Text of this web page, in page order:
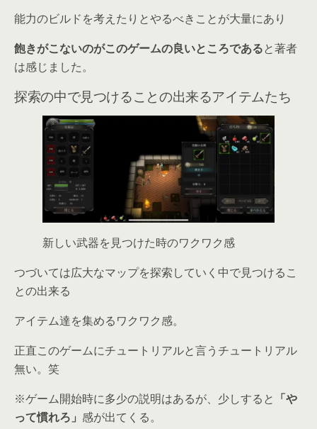
能力のビルドを考えたりとやるべきことが大量にあり
飽きがこないのがこのゲームの良いところであると著者
は感じました。
探索の中で見つけることの出来るアイテムたち
新しい武器を見つけた時のワクワク感
つづいては広大なマップを探索していく中で見つけるこ
との出来る
アイテム達を集めるワクワク感。
正直このゲームにチュートリアルと言うチュートリアル
無い。笑
※ゲーム開始時に多少の説明はあるが、少しすると 「や
って慣れろ」 感が出てくる。